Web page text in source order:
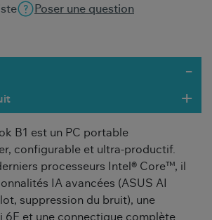
Poser une question
B1 est un PC portable
configurable et ultra-productif.
processeurs Intel® Core™, il
IA avancées (ASUS AI
suppression du bruit), une
6E et une connectique complète.